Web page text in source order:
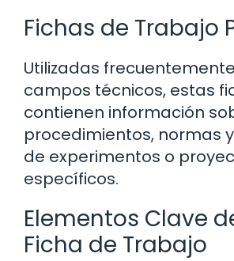
Fichas de Trabajo
Utilizadas
campos técnicos, estas
contienen información
procedimientos, normas
de experimentos o
específicos.
Elementos Clave
Ficha de Trabajo